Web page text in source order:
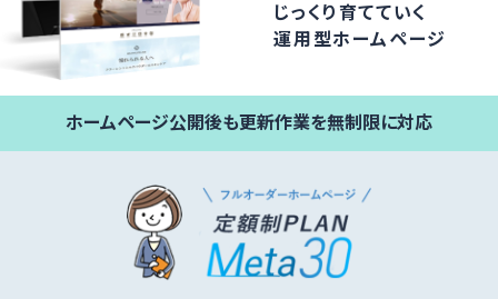
じっくり育てていく
運用型ホームページ
ホームページ公開後も更新作業を無制限に対応